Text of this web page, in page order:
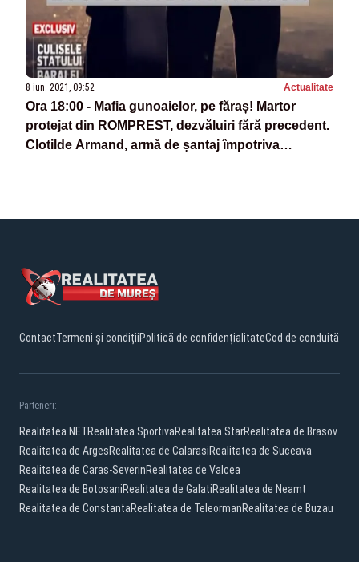
8 iun. 2021, 09:52 Actualitate
Ora 18:00 - Mafia gunoaielor, pe făraș! Martor
protejat din ROMPREST, dezvăluiri fără precedent.
Clotilde Armand, armă de șantaj împotriva
ContactTermeni și condițiiPolitică de confidențialitateCod de conduită
Parteneri:
Realitatea.NETRealitatea SportivaRealitatea StarRealitatea de Brasov
Realitatea de ArgesRealitatea de CalarasiRealitatea de Suceava
Realitatea de Caras-SeverinRealitatea de Valcea
Realitatea de BotosaniRealitatea de GalatiRealitatea de Neamt
Realitatea de ConstantaRealitatea de TeleormanRealitatea de Buzau